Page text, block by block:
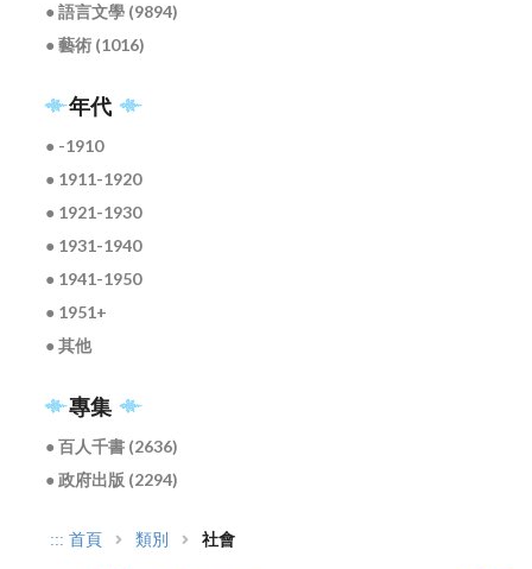
● 語言文學 (9894)
● 藝術 (1016)
年代
● -1910
● 1911-1920
● 1921-1930
● 1931-1940
● 1941-1950
● 1951+
● 其他
專集
● 百人千書 (2636)
● 政府出版 (2294)
::: 首頁 類別 社會